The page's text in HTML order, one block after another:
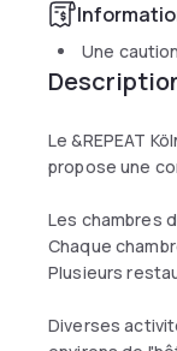
Une
Le &REPEAT
propose une
Les chambres
Chaque
Plusieurs
Diverses